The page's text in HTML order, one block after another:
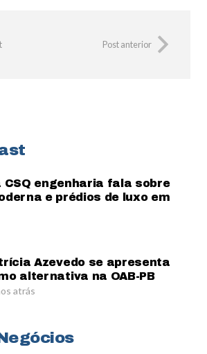
Post anterior
CSQ engenharia fala sobre
e prédios de luxo em
Azevedo se apresenta
alternativa na OAB-PB
atrás